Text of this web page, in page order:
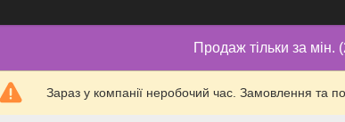
Продаж тільки за
Зараз у компанії неробочий час. Замовлення та